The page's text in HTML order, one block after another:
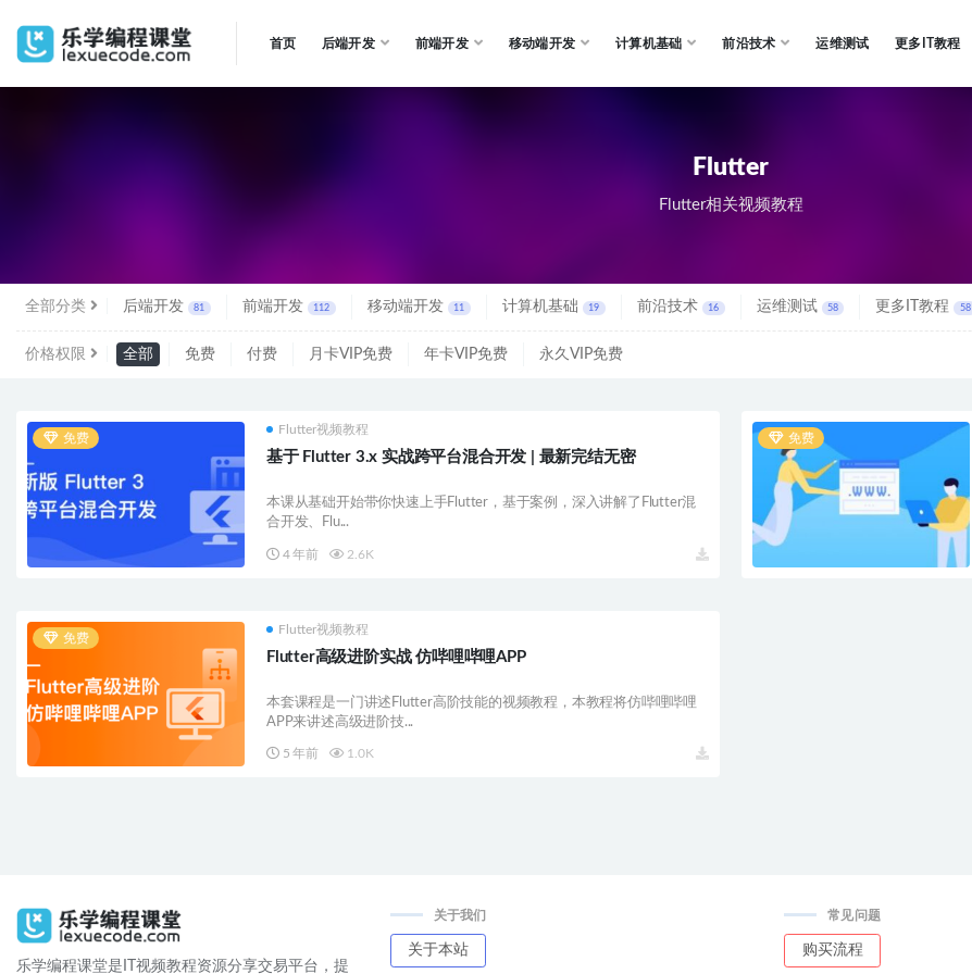
首页 后端开发 前端开发 移动端开发 计算机基础 前沿技术 运维测试 更多IT教程
Flutter
Flutter相关视频教程
全部分类 后端开发 81 前端开发 112 移动端开发 11 计算机基础 19 前沿技术 16 运维测试 58 更多IT教程 58
价格权限 全部 免费 付费 月卡VIP免费 年卡VIP免费 永久VIP免费
免费
Flutter视频教程
基于 Flutter 3.x 实战跨平台混合开发 | 最新完结无密
本课从基础开始带你快速上手Flutter，基于案例，深入讲解了Flutter混
合开发、Flu...
4 年前 2.6K
免费
免费
Flutter视频教程
Flutter高级进阶实战 仿哔哩哔哩APP
本套课程是一门讲述Flutter高阶技能的视频教程，本教程将仿哔哩哔哩
APP来讲述高级进阶技...
5 年前 1.0K
乐学编程课堂是IT视频教程资源分享交易平台，提
关于我们
关于本站
常见问题
购买流程